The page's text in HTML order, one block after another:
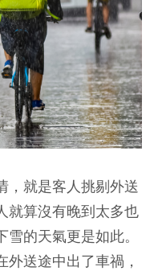
，就是客人挑剔外送
就算沒有晚到太多也
的天氣更是如此。
送途中出了車禍，